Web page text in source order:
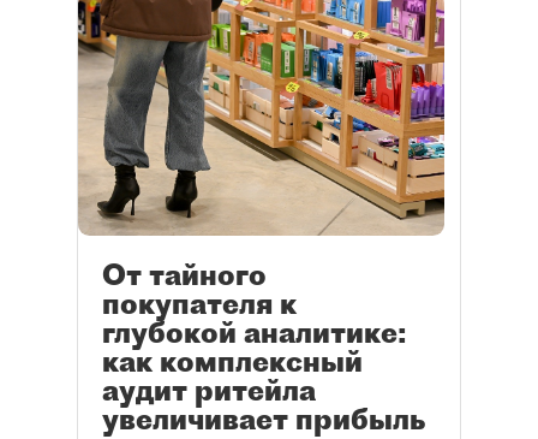
От тайного
покупателя к
глубокой аналитике:
как комплексный
аудит ритейла
увеличивает прибыль